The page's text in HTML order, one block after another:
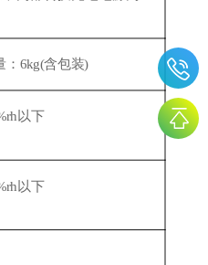
：6kg(含包装)
以下
以下